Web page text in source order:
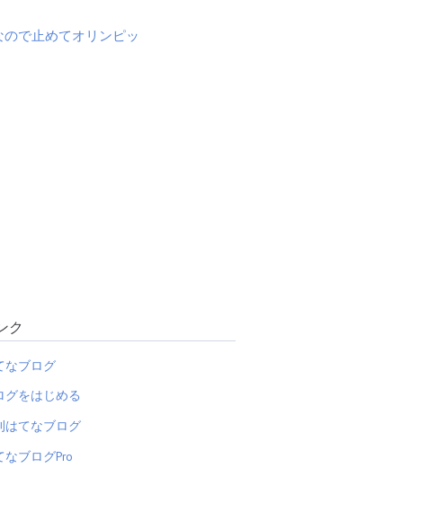
で止めてオリンピッ
ク
なブログ
グをはじめる
はてなブログ
なブログPro